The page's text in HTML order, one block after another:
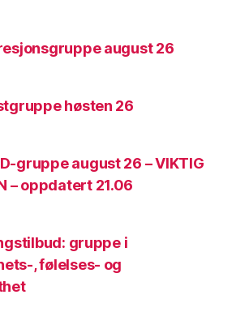
august 26
høsten 26
gruppe august 26 – VIKTIG
– oppdatert 21.06
gruppe i
, følelses- og